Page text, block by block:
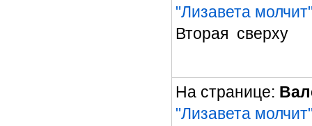
"Лизавета
Вторая сверху
На странице:
"Лизавета